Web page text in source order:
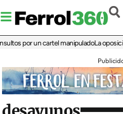
por un cartel manipuladoLa oposición